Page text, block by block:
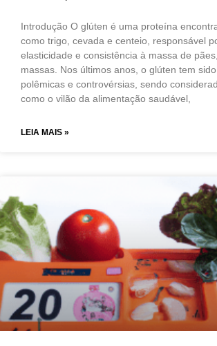
Introdução O glúten é uma proteína
como trigo, cevada e centeio, responsável
elasticidade e consistência à massa de
massas. Nos últimos anos, o glúten tem
polêmicas e controvérsias, sendo
como o vilão da alimentação saudável,
LEIA MAIS »